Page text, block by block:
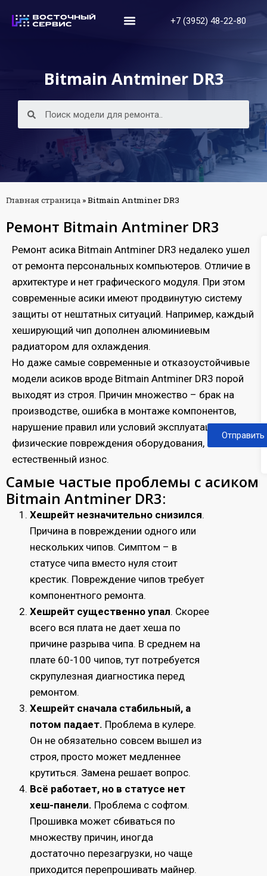
+7 (3952) 48-22-80
Bitmain Antminer DR3
Главная страница »Bitmain Antminer DR3
Ремонт Bitmain Antminer DR3
Ремонт асика Bitmain Antminer DR3 недалеко ушел
от ремонта персональных компьютеров. Отличие в
архитектуре и нет графического модуля. При этом
современные асики имеют продвинутую систему
защиты от нештатных ситуаций. Например, каждый
хеширующий чип дополнен алюминиевым
радиатором для охлаждения.
Но даже самые современные и отказоустойчивые
модели асиков вроде Bitmain Antminer DR3 порой
выходят из строя. Причин множество – брак на
производстве, ошибка в монтаже компонентов,
нарушение правил или условий эксплуатации,
физические повреждения оборудования,
естественный износ.
Отправить
Самые частые проблемы с асиком
Bitmain Antminer DR3:
Хешрейт незначительно снизился.
Причина в повреждении одного или
нескольких чипов. Симптом – в
статусе чипа вместо нуля стоит
крестик. Повреждение чипов требует
компонентного ремонта.
Хешрейт существенно упал. Скорее
всего вся плата не дает хеша по
причине разрыва чипа. В среднем на
плате 60-100 чипов, тут потребуется
скрупулезная диагностика перед
ремонтом.
Хешрейт сначала стабильный, а
потом падает. Проблема в кулере.
Он не обязательно совсем вышел из
строя, просто может медленнее
крутиться. Замена решает вопрос.
Всё работает, но в статусе нет
хеш-панели. Проблема с софтом.
Прошивка может сбиваться по
множеству причин, иногда
достаточно перезагрузки, но чаще
приходится перепрошивать майнер.